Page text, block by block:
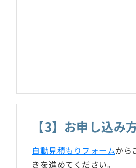
【3】お申し込み
自動見積もりフォームから
きを進めてください。